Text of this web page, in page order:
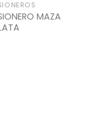
Wishlist
MAZA